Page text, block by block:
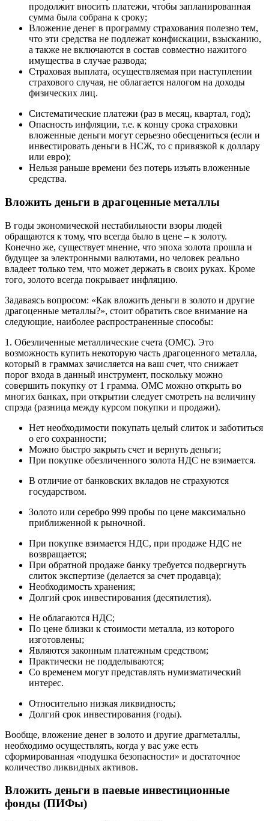
продолжит вносить платежи, чтобы запланированная
сумма была собрана к сроку;
Вложение денег в программу страхования полезно тем,
что эти средства не подлежат конфискации, взысканию,
а также не включаются в состав совместно нажитого
имущества в случае развода;
Страховая выплата, осуществляемая при наступлении
страхового случая, не облагается налогом на доходы
физических лиц.
Систематические платежи (раз в месяц, квартал, год);
Опасность инфляции, т.е. к концу срока страховки
вложенные деньги могут серьезно обесцениться (если и
инвестировать деньги в НСЖ, то с привязкой к доллару
или евро);
Нельзя раньше времени без потерь изъять вложенные
средства.
Вложить деньги в драгоценные металлы
В годы экономической нестабильности взоры людей
обращаются к тому, что всегда было в цене – к золоту.
Конечно же, существует мнение, что эпоха золота прошла и
будущее за электронными валютами, но человек реально
владеет только тем, что может держать в своих руках. Кроме
того, золото всегда покрывает инфляцию.
Задаваясь вопросом: «Как вложить деньги в золото и другие
драгоценные металлы?», стоит обратить свое внимание на
следующие, наиболее распространенные способы:
1. Обезличенные металлические счета (ОМС). Это
возможность купить некоторую часть драгоценного металла,
который в граммах зачисляется на ваш счет, что снижает
порог входа в данный инструмент, поскольку можно
совершить покупку от 1 грамма. ОМС можно открыть во
многих банках, при открытии следует смотреть на величину
спрэда (разница между курсом покупки и продажи).
Нет необходимости покупать целый слиток и заботиться
о его сохранности;
Можно быстро закрыть счет и вернуть деньги;
При покупке обезличенного золота НДС не взимается.
В отличие от банковских вкладов не страхуются
государством.
Золото или серебро 999 пробы по цене максимально
приближенной к рыночной.
При покупке взимается НДС, при продаже НДС не
возвращается;
При обратной продаже банку требуется подвергнуть
слиток экспертизе (делается за счет продавца);
Необходимость хранения;
Долгий срок инвестирования (десятилетия).
Не облагаются НДС;
По цене близки к стоимости металла, из которого
изготовлены;
Являются законным платежным средством;
Практически не подделываются;
Со временем могут представлять нумизматический
интерес.
Относительно низкая ликвидность;
Долгий срок инвестирования (годы).
Вообще, вложение денег в золото и другие драгметаллы,
необходимо осуществлять, когда у вас уже есть
сформированная «подушка безопасности» и достаточное
количество ликвидных активов.
Вложить деньги в паевые инвестиционные
фонды (ПИФы)